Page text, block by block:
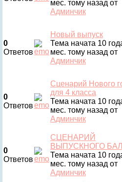
мес. тому назад от
Админчик
0
Ответов
Новый выпуск
Тема начата 10
мес. тому назад от
Админчик
0
Ответов
Сценарий Нового
для 4 класса
Тема начата 10
мес. тому назад от
Админчик
0
Ответов
СЦЕНАРИЙ
ВЫПУСКНОГО
Тема начата 10
мес. тому назад от
Админчик